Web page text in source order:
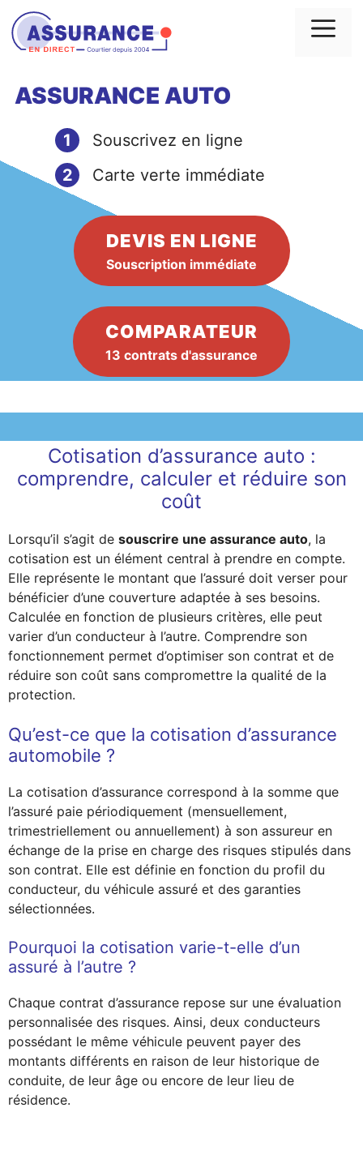
Aller
au
contenu
ASSURANCE AUTO
1
Souscrivez en ligne
2
Carte verte immédiate
DEVIS EN LIGNE
Souscription immédiate
COMPARATEUR
13 contrats d'assurance
Cotisation d’assurance auto :
comprendre, calculer et réduire son
coût
Lorsqu’il s’agit de souscrire une assurance auto, la
cotisation est un élément central à prendre en compte.
Elle représente le montant que l’assuré doit verser pour
bénéficier d’une couverture adaptée à ses besoins.
Calculée en fonction de plusieurs critères, elle peut
varier d’un conducteur à l’autre. Comprendre son
fonctionnement permet d’optimiser son contrat et de
réduire son coût sans compromettre la qualité de la
protection.
Qu’est-ce que la cotisation d’assurance
automobile ?
La cotisation d’assurance correspond à la somme que
l’assuré paie périodiquement (mensuellement,
trimestriellement ou annuellement) à son assureur en
échange de la prise en charge des risques stipulés dans
son contrat. Elle est définie en fonction du profil du
conducteur, du véhicule assuré et des garanties
sélectionnées.
Pourquoi la cotisation varie-t-elle d’un
assuré à l’autre ?
Chaque contrat d’assurance repose sur une évaluation
personnalisée des risques. Ainsi, deux conducteurs
possédant le même véhicule peuvent payer des
montants différents en raison de leur historique de
conduite, de leur âge ou encore de leur lieu de
résidence.